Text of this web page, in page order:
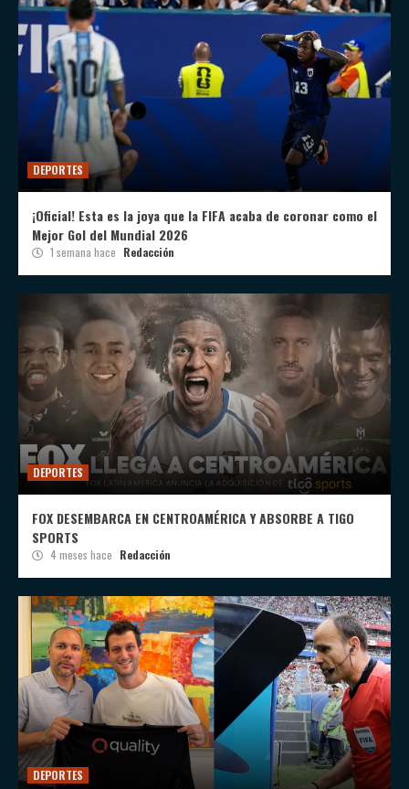
DEPORTES
¡Oficial! Esta es la joya que la FIFA acaba de coronar como el
Mejor Gol del Mundial 2026
1 semana hace Redacción
DEPORTES
FOX DESEMBARCA EN CENTROAMÉRICA Y ABSORBE A TIGO
SPORTS
4 meses hace Redacción
DEPORTES